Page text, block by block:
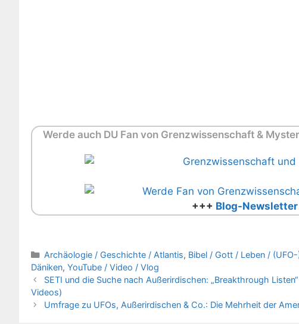
Werde auch DU Fan von Grenzwissenschaft &
+++ Blog-Newsletter
Kategorien
Archäologie / Geschichte / Atlantis, Bibel / Gott / Leben /
Däniken, YouTube / Video / Vlog
SETI und die Suche nach Außerirdischen: „Breakthrough
Videos)
Umfrage zu UFOs, Außerirdischen & Co.: Die Mehrheit der